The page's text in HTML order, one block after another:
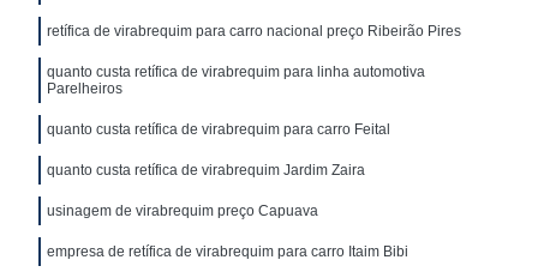
retífica de virabrequim para carro nacional preço Ribeirão Pires
quanto custa retífica de virabrequim para linha automotiva
Parelheiros
quanto custa retífica de virabrequim para carro Feital
quanto custa retífica de virabrequim Jardim Zaira
usinagem de virabrequim preço Capuava
empresa de retífica de virabrequim para carro Itaim Bibi